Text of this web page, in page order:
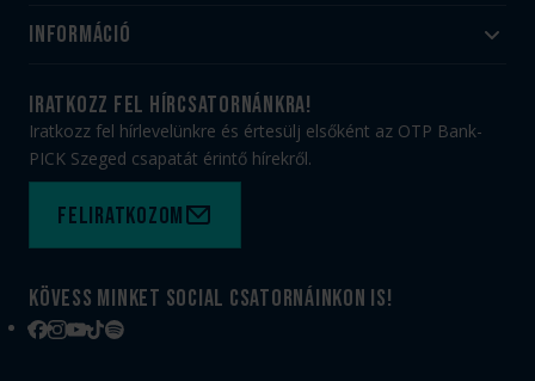
Utánpótlás
#HandballFamily
Munkatársaink
PICK Aréna
Sajtóakkreditáció
Információ
Jegy- és bérletvásárlás
Webshop
Felhasználási feltételek
Kapcsolat
iratkozz fel hírcsatornánkra!
Iratkozz fel hírlevelünkre és értesülj elsőként az OTP Bank-
PICK Szeged csapatát érintő hírekről.
Feliratkozom
Kövess minket social csatornáinkon is!
Facebook
Instagram
YouTube
TikTokSpotify